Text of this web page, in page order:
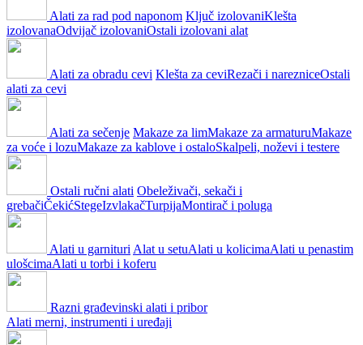
Alati za rad pod naponom Ključ izolovaniKlešta
izolovanaOdvijač izolovaniOstali izolovani alat
Alati za obradu cevi Klešta za ceviRezači i narezniceOstali
alati za cevi
Alati za sečenje Makaze za limMakaze za armaturuMakaze
za voće i lozuMakaze za kablove i ostaloSkalpeli, noževi i testere
Ostali ručni alati Obeleživači, sekači i
grebačiČekićStegeIzvlakačTurpijaMontirač i poluga
Alati u garnituri Alat u setuAlati u kolicimaAlati u penastim
ulošcimaAlati u torbi i koferu
Razni građevinski alati i pribor
Alati merni, instrumenti i uređaji